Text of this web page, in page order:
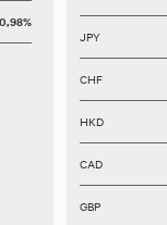
JPY
CHF
HKD
CAD
GBP